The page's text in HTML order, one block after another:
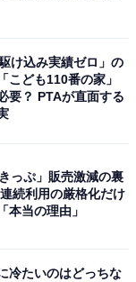
け込み実績ゼロ」の
こども110番の家」
要？ PTAが直面する
っぷ」販売激減の裏
続利用の厳格化だけ
本当の理由」
冷たいのはどっちな